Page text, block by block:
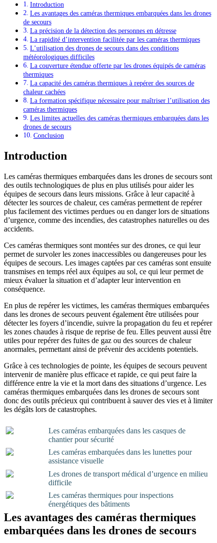
Introduction
Les avantages des caméras thermiques embarquées dans les drones
de secours
La précision de la détection des personnes en détresse
La rapidité d’intervention facilitée par les caméras thermiques
L’utilisation des drones de secours dans des conditions
météorologiques difficiles
La couverture étendue offerte par les drones équipés de caméras
thermiques
La capacité des caméras thermiques à repérer des sources de
chaleur cachées
La formation spécifique nécessaire pour maîtriser l’utilisation des
caméras thermiques
Les limites actuelles des caméras thermiques embarquées dans les
drones de secours
Conclusion
Introduction
Les caméras thermiques embarquées dans les drones de secours sont
des outils technologiques de plus en plus utilisés pour aider les
équipes de secours dans leurs missions. Grâce à leur capacité à
détecter les sources de chaleur, ces caméras permettent de repérer
plus facilement des victimes perdues ou en danger lors de situations
d’urgence, comme des incendies, des catastrophes naturelles ou des
accidents.
Ces caméras thermiques sont montées sur des drones, ce qui leur
permet de survoler les zones inaccessibles ou dangereuses pour les
équipes de secours. Les images captées par ces caméras sont ensuite
transmises en temps réel aux équipes au sol, ce qui leur permet de
mieux évaluer la situation et d’adapter leur intervention en
conséquence.
En plus de repérer les victimes, les caméras thermiques embarquées
dans les drones de secours peuvent également être utilisées pour
détecter les foyers d’incendie, suivre la propagation du feu et repérer
les zones chaudes à risque de reprise de feu. Elles peuvent aussi être
utiles pour repérer des fuites de gaz ou des sources de chaleur
anormales, permettant ainsi de prévenir des accidents potentiels.
Grâce à ces technologies de pointe, les équipes de secours peuvent
intervenir de manière plus efficace et rapide, ce qui peut faire la
différence entre la vie et la mort dans des situations d’urgence. Les
caméras thermiques embarquées dans les drones de secours sont
donc des outils précieux qui contribuent à sauver des vies et à limiter
les dégâts lors de catastrophes.
Les caméras embarquées dans les casques de
chantier pour sécurité
Les caméras embarquées dans les lunettes pour
assistance visuelle
Les drones de transport médical d’urgence en milieu
difficile
Les caméras thermiques pour inspections
énergétiques des bâtiments
Les avantages des caméras thermiques
embarquées dans les drones de secours